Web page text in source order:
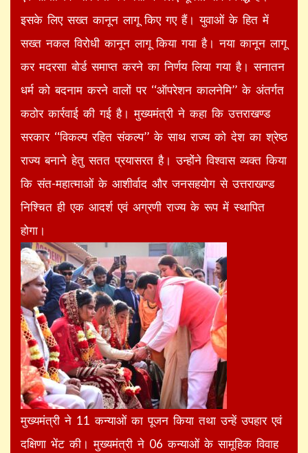
इसके लिए सख्त कानून लागू किए गए हैं। युवाओं के हित में
सख्त नकल विरोधी कानून लागू किया गया है। नया कानून लागू
कर मदरसा बोर्ड समाप्त करने का निर्णय लिया गया है। सनातन
धर्म को बदनाम करने वालों पर ‘‘ऑपरेशन कालनेमि’’ के अंतर्गत
कठोर कार्रवाई की गई है। मुख्यमंत्री ने कहा कि उत्तराखण्ड
सरकार ‘‘विकल्प रहित संकल्प’’ के साथ राज्य को देश का श्रेष्ठ
राज्य बनाने हेतु सतत प्रयासरत है। उन्होंने विश्वास व्यक्त किया
कि संत-महात्माओं के आशीर्वाद और जनसहयोग से उत्तराखण्ड
निश्चित ही एक आदर्श एवं अग्रणी राज्य के रूप में स्थापित
होगा।
मुख्यमंत्री ने 11 कन्याओं का पूजन किया तथा उन्हें उपहार एवं
दक्षिणा भेंट की। मुख्यमंत्री ने 06 कन्याओं के सामूहिक विवाह